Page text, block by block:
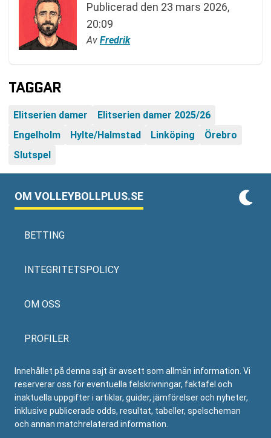
Publicerad den 23 mars 2026,
20:09
Av Fredrik
TAGGAR
Elitserien damer
Elitserien damer 2025/26
Engelholm
Hylte/Halmstad Linköping
Örebro
Slutspel
OM VOLLEYBOLLPLUS.SE
BETTING
INTEGRITETSPOLICY
OM OSS
PROFILER
Innehållet på denna sajt är avsett som allmän information. Vi
reserverar oss för eventuella felskrivningar, faktafel och
inaktuella uppgifter i artiklar, guider, jämförelser och nyheter,
inklusive publicerade odds, resultat, tabeller, spelscheman
och annan matchrelaterad information.